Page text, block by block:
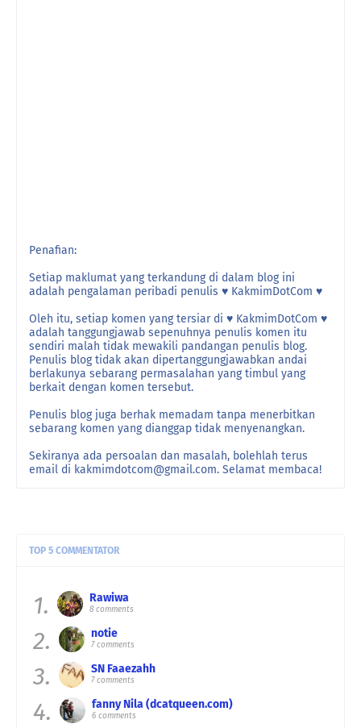
Penafian:
Setiap maklumat yang terkandung di dalam blog ini
adalah pengalaman peribadi penulis ♥ KakmimDotCom ♥
Oleh itu, setiap komen yang tersiar di ♥ KakmimDotCom ♥
adalah tanggungjawab sepenuhnya penulis komen itu
sendiri malah tidak mewakili pandangan penulis blog.
Penulis blog tidak akan dipertanggungjawabkan andai
berlakunya sebarang permasalahan yang timbul yang
berkait dengan komen tersebut.
Penulis blog juga berhak memadam tanpa menerbitkan
sebarang komen yang dianggap tidak menyenangkan.
Sekiranya ada persoalan dan masalah, bolehlah terus
email di kakmimdotcom@gmail.com. Selamat membaca!
TOP 5 COMMENTATOR
1. Rawiwa
8 comments
2. notie
7 comments
3. SN Faaezahh
7 comments
4. fanny Nila (dcatqueen.com)
6 comments